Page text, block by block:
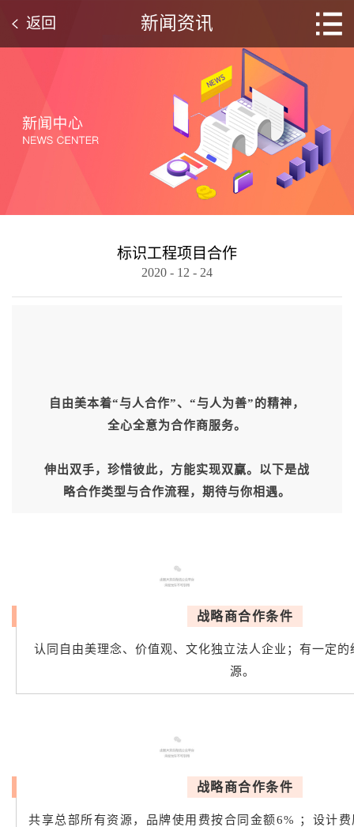
新闻资讯
返回
标识工程项目合作
2020 - 12 - 24
自由美本着“与人合作”、“与人为善”的精神，
全心全意为合作商服务。
伸出双手，珍惜彼此，方能实现双赢。以下是战
略合作类型与合作流程，期待与你相遇。
战略商合作条件
认同自由美理念、价值观、文化独立法人企业；有一定
源。
战略商合作条件
共享总部所有资源，品牌使用费按合同金额6% ；设计